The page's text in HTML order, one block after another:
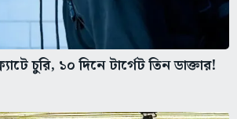
চুরি, ১০ দিনে টার্গেট তিন ডাক্তার!